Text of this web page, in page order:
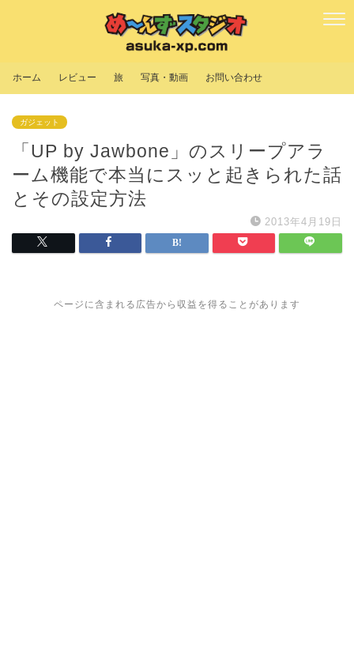
ホーム レビュー 旅 写真・動画 お問い合わせ
ガジェット
「UP by Jawbone」のスリープアラ
ーム機能で本当にスッと起きられた話
とその設定方法
2013年4月19日
ページに含まれる広告から収益を得ることがあります